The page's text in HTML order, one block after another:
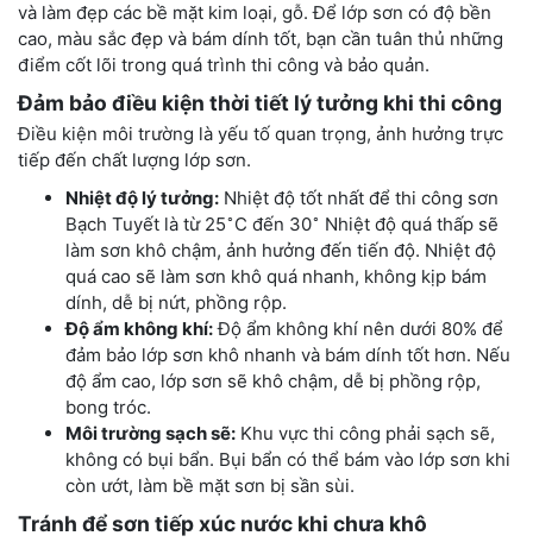
và làm đẹp các bề mặt kim loại, gỗ. Để lớp sơn có độ bền
cao, màu sắc đẹp và bám dính tốt, bạn cần tuân thủ những
điểm cốt lõi trong quá trình thi công và bảo quản.
Đảm bảo điều kiện thời tiết lý tưởng khi thi công
Điều kiện môi trường là yếu tố quan trọng, ảnh hưởng trực
tiếp đến chất lượng lớp sơn.
Nhiệt độ lý tưởng: Nhiệt độ tốt nhất để thi công sơn
Bạch Tuyết là từ 25∘ C đến 30∘ Nhiệt độ quá thấp sẽ
làm sơn khô chậm, ảnh hưởng đến tiến độ. Nhiệt độ
quá cao sẽ làm sơn khô quá nhanh, không kịp bám
dính, dễ bị nứt, phồng rộp.
Độ ẩm không khí:Độ ẩm không khí nên dưới 80% để
đảm bảo lớp sơn khô nhanh và bám dính tốt hơn. Nếu
độ ẩm cao, lớp sơn sẽ khô chậm, dễ bị phồng rộp,
bong tróc.
Môi trường sạch sẽ: Khu vực thi công phải sạch sẽ,
không có bụi bẩn. Bụi bẩn có thể bám vào lớp sơn khi
còn ướt, làm bề mặt sơn bị sần sùi.
Tránh để sơn tiếp xúc nước khi chưa khô